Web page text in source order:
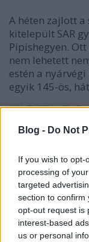
Blog - Do Not
If you wish to
processing of
targeted
section to confirm
opt-out request is
interest-based
us or personal
A héten zajlott
kitelepült SAR
Pipishegyen.
nem lehetett
estén a
egyik 145-ös,